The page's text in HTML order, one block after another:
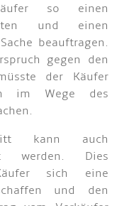
so einen
und einen
beauftragen.
gegen den
der Käufer
im Wege des
kann auch
werden. Dies
sich eine
und den